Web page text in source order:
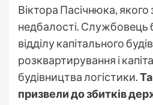
Віктора Пасічнюка,
недбалості. Службовець
відділу капітального
розквартирування і
будівництва логістики.
призвели до збитків